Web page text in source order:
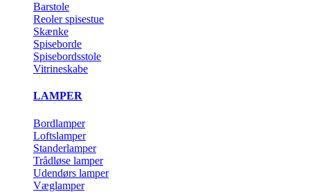
Barstole
Reoler spisestue
Skænke
Spiseborde
Spisebordsstole
Vitrineskabe
LAMPER
Bordlamper
Loftslamper
Standerlamper
Trådløse lamper
Udendørs lamper
Væglamper